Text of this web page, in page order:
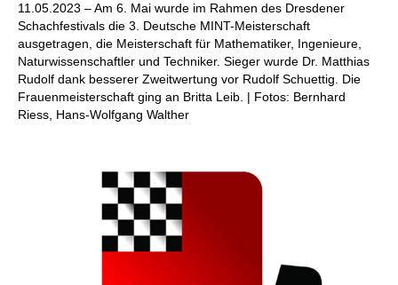
11.05.2023 – Am 6. Mai wurde im Rahmen des Dresdener
Schachfestivals die 3. Deutsche MINT-Meisterschaft
ausgetragen, die Meisterschaft für Mathematiker, Ingenieure,
Naturwissenschaftler und Techniker. Sieger wurde Dr. Matthias
Rudolf dank besserer Zweitwertung vor Rudolf Schuettig. Die
Frauenmeisterschaft ging an Britta Leib. | Fotos: Bernhard
Riess, Hans-Wolfgang Walther